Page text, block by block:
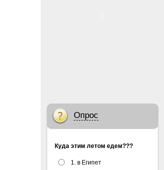
Опрос
Куда этим летом едем???
1. в Египет